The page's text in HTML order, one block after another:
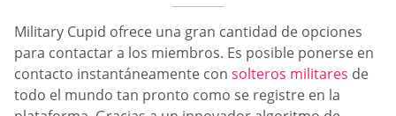
Military Cupid ofrece una gran cantidad de opciones
para contactar a los miembros. Es posible ponerse en
contacto instantáneamente con solteros militares de
todo el mundo tan pronto como se registre en la